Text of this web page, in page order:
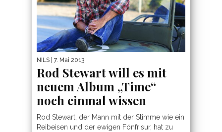
NILS | 7. Mai 2013
Rod Stewart will es mit
neuem Album „Time“
noch einmal wissen
Rod Stewart, der Mann mit der Stimme wie ein
Reibeisen und der ewigen Fönfrisur, hat zu